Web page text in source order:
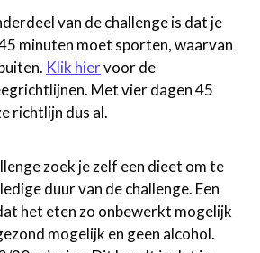
van de challenge is dat je
minuten moet sporten, waarvan
Klik hiervoor de
Met vier dagen 45
richtlijn dus al.
zoek je zelf een dieet om te
duur van de challenge. Een
het eten zo onbewerkt mogelijk
mogelijk en geen alcohol.